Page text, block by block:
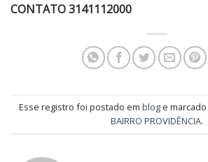
CONTATO 3141112000
Esse registro foi postado em bloge marcado
BAIRRO PROVIDÊNCIA.